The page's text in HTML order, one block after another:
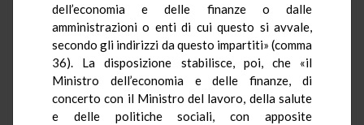
dell’economia e delle finanze o dalle
amministrazioni o enti di cui questo si avvale,
secondo gli indirizzi da questo impartiti» (comma
36). La disposizione stabilisce, poi, che «il
Ministro dell’economia e delle finanze, di
concerto con il Ministro del lavoro, della salute
e delle politiche sociali, con apposite